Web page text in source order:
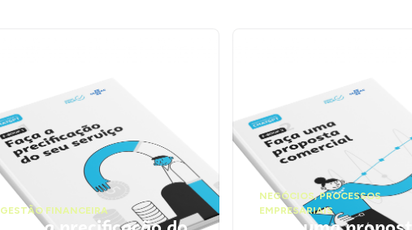
GESTÃO FINANCEIRA
NEGÓCIOS,PROCESSOS
EMPRESARIAIS